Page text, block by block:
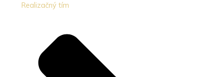
Realizačný tím